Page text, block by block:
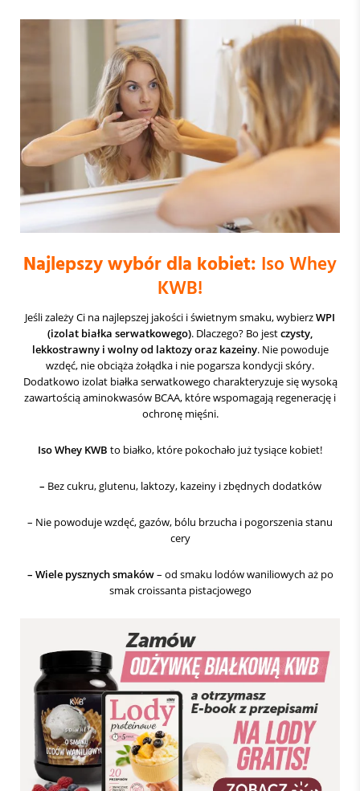
Najlepszy wybór dla kobiet: Iso Whey
KWB!
Jeśli zależy Ci na najlepszej jakości i świetnym smaku, wybierzWPI
(izolat białka serwatkowego). Dlaczego? Bo jestczysty,
lekkostrawny i wolny od laktozy oraz kazeiny. Nie powoduje
wzdęć, nie obciąża żołądka i nie pogarsza kondycji skóry.
Dodatkowo izolat białka serwatkowego charakteryzuje się wysoką
zawartością aminokwasów BCAA, które wspomagają regenerację i
ochronę mięśni.
Iso Whey KWB to białko, które pokochało już tysiące kobiet!
– Bez cukru, glutenu, laktozy, kazeiny i zbędnych dodatków
– Nie powoduje wzdęć, gazów, bólu brzucha i pogorszenia stanu
cery
– Wiele pysznych smaków– od smaku lodów waniliowych aż po
smak croissanta pistacjowego